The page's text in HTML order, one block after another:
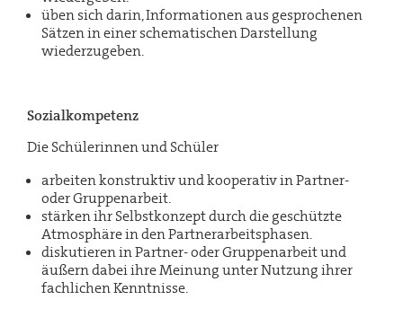
üben sich darin, Informationen aus gesprochenen
Sätzen in einer schematischen Darstellung
wiederzugeben.
Sozialkompetenz
Die Schülerinnen und Schüler
arbeiten konstruktiv und kooperativ in Partner-
oder Gruppenarbeit.
stärken ihr Selbstkonzept durch die geschützte
Atmosphäre in den Partnerarbeitsphasen.
diskutieren in Partner- oder Gruppenarbeit und
äußern dabei ihre Meinung unter Nutzung ihrer
fachlichen Kenntnisse.